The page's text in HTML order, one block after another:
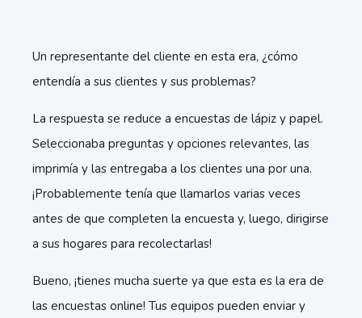
Un representante del cliente en esta era, ¿cómo
entendía a sus clientes y sus problemas?
La respuesta se reduce a encuestas de lápiz y papel.
Seleccionaba preguntas y opciones relevantes, las
imprimía y las entregaba a los clientes una por una.
¡Probablemente tenía que llamarlos varias veces
antes de que completen la encuesta y, luego, dirigirse
a sus hogares para recolectarlas!
Bueno, ¡tienes mucha suerte ya que esta es la era de
las encuestas online! Tus equipos pueden enviar y